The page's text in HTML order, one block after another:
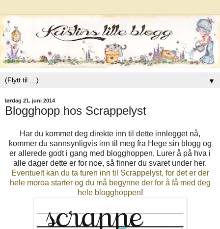
▼
lørdag 21. juni 2014
Blogghopp hos Scrappelyst
Har du kommet deg direkte inn til dette innlegget nå,
kommer du sannsynligvis inn til meg fra Hege sin blogg og
er allerede godt i gang med blogghoppen, Lurer å på hva i
alle dager dette er for noe, så finner du svaret under her.
Eventuelt kan du ta turen inn til Scrappelyst, for det er der
hele moroa starter og du må begynne der for å få med deg
hele blogghoppen!